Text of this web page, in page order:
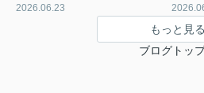
2026.06.23
もっと見る
ブログトッ